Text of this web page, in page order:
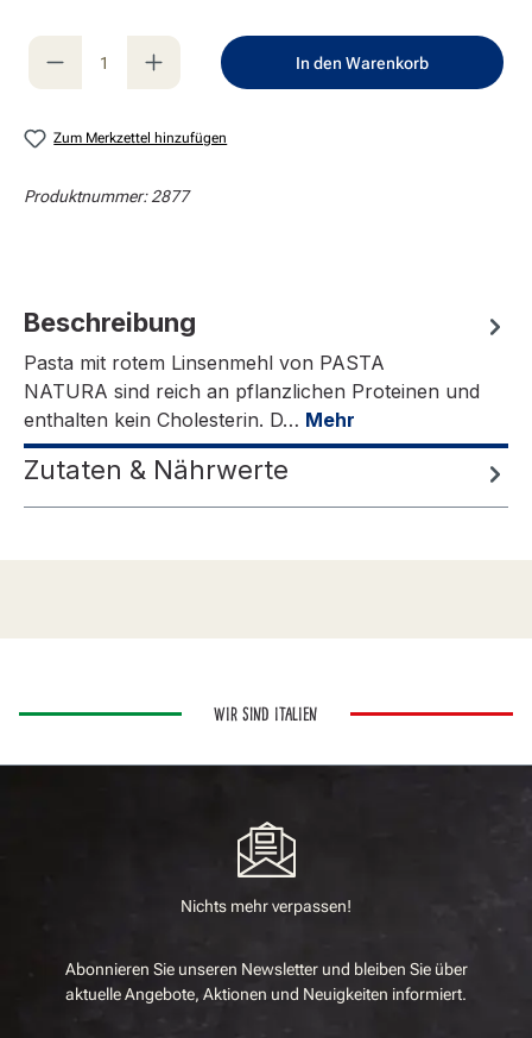
Produkt Anzahl: Gib den gewünschten
In den Warenkorb
Zum Merkzettel hinzufügen
Produktnummer:2877
Beschreibung
Pasta mit rotem Linsenmehl von PASTA
NATURA sind reich an pflanzlichen Proteinen und
enthalten kein Cholesterin. D… Mehr
Zutaten & Nährwerte
WIR SIND ITALIEN
Nichts mehr verpassen!
Abonnieren Sie unseren Newsletter und bleiben Sie über
aktuelle Angebote, Aktionen und Neuigkeiten informiert.